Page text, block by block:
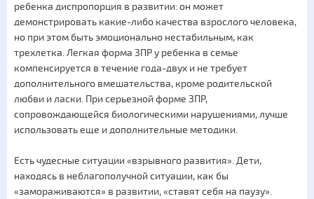
ребенка диспропорция в развитии: он может
демонстрировать какие-либо качества взрослого человека,
но при этом быть эмоционально нестабильным, как
трехлетка. Легкая форма ЗПР у ребенка в семье
компенсируется в течение года-двух и не требует
дополнительного вмешательства, кроме родительской
любви и ласки. При серьезной форме ЗПР,
сопровождающейся биологическими нарушениями, лучше
использовать еще и дополнительные методики.
Есть чудесные ситуации «взрывного развития». Дети,
находясь в неблагополучной ситуации, как бы
«замораживаются» в развитии, «ставят себя на паузу».